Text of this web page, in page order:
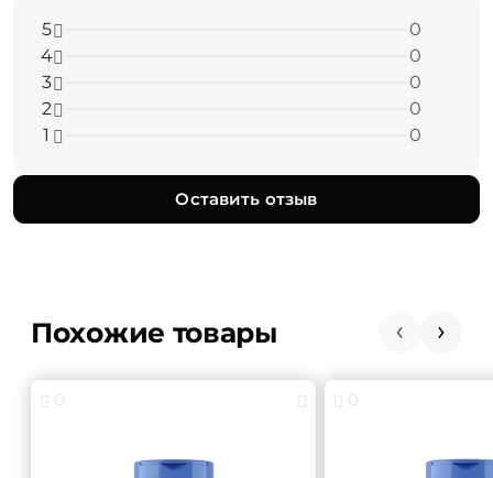
5
0
4
0
3
0
2
0
1
0
Оставить отзыв
Похожие товары
0 0